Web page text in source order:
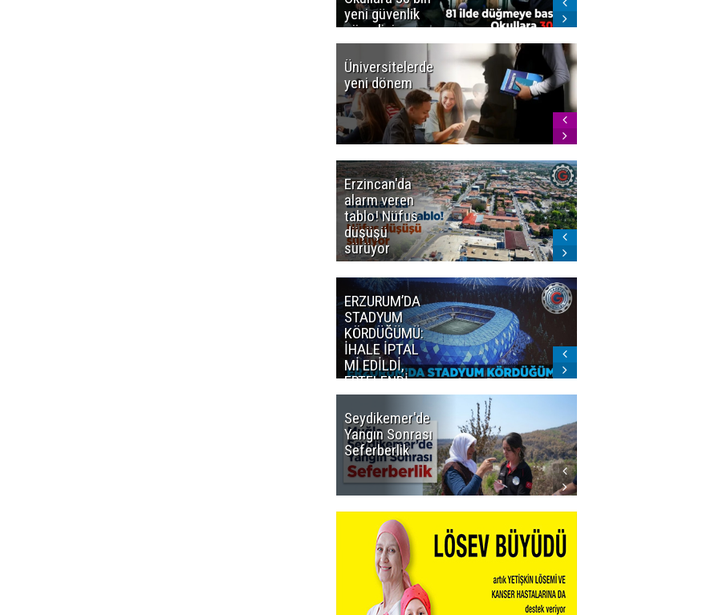
yeni güvenlik
görevlisi
Üniversitelerde
yeni dönem
Erzincan'da
alarm veren
tablo! Nüfus
düşüşü
sürüyor
ERZURUM’DA
STADYUM
KÖRDÜĞÜMÜ:
İHALE İPTAL
Mİ EDİLDİ,
ERTELENDİ
Mİ?
Seydikemer'de
Yangın Sonrası
Seferberlik